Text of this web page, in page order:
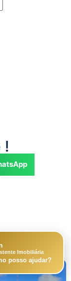
!
: Imobiliária
posso ajudar?